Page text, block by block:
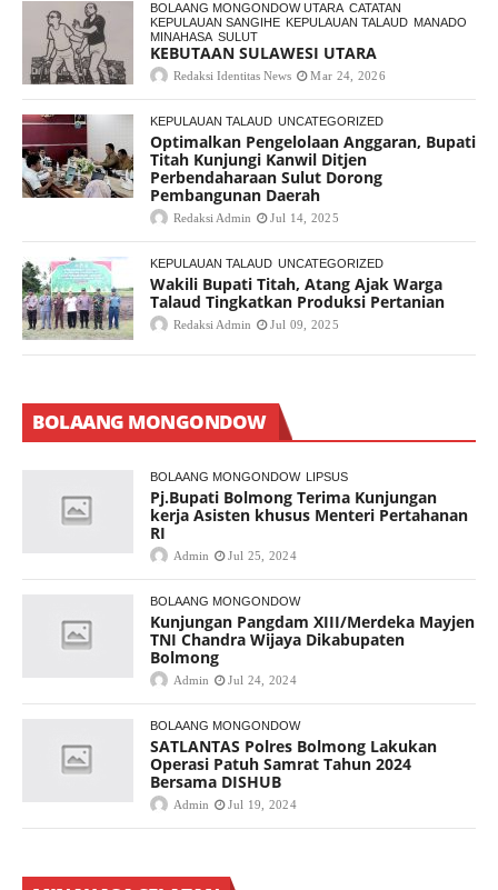
BOLAANG MONGONDOW UTARA CATATAN
KEPULAUAN SANGIHE KEPULAUAN TALAUD MANADO
MINAHASA SULUT
KEBUTAAN SULAWESI UTARA
Redaksi Identitas News Mar 24, 2026
KEPULAUAN TALAUD UNCATEGORIZED
Optimalkan Pengelolaan Anggaran, Bupati
Titah Kunjungi Kanwil Ditjen
Perbendaharaan Sulut Dorong
Pembangunan Daerah
Redaksi Admin Jul 14, 2025
KEPULAUAN TALAUD UNCATEGORIZED
Wakili Bupati Titah, Atang Ajak Warga
Talaud Tingkatkan Produksi Pertanian
Redaksi Admin Jul 09, 2025
BOLAANG MONGONDOW
BOLAANG MONGONDOW LIPSUS
Pj.Bupati Bolmong Terima Kunjungan
kerja Asisten khusus Menteri Pertahanan
RI
Admin Jul 25, 2024
BOLAANG MONGONDOW
Kunjungan Pangdam XIII/Merdeka Mayjen
TNI Chandra Wijaya Dikabupaten
Bolmong
Admin Jul 24, 2024
BOLAANG MONGONDOW
SATLANTAS Polres Bolmong Lakukan
Operasi Patuh Samrat Tahun 2024
Bersama DISHUB
Admin Jul 19, 2024